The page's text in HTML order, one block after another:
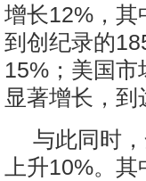
增长12%，其
到创纪录的
15%；美国
显著增长，到
与此同时
上升10%。